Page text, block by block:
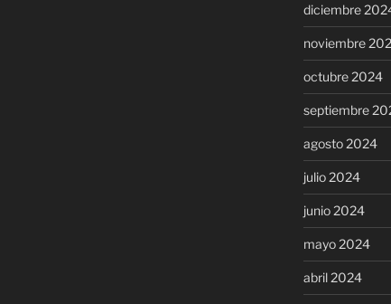
diciembre
noviembre
octubre 2024
septiembre
agosto 2024
julio 2024
junio 2024
mayo 2024
abril 2024